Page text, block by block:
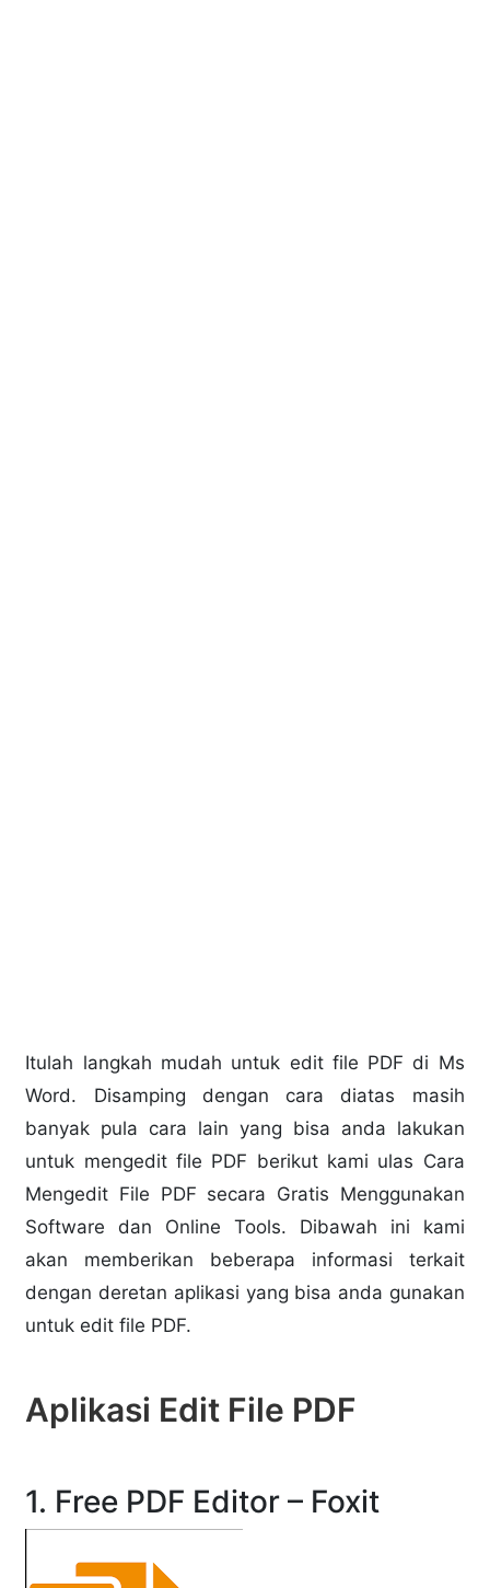
Itulah langkah mudah untuk edit file PDF di Ms
Word. Disamping dengan cara diatas masih
banyak pula cara lain yang bisa anda lakukan
untuk mengedit file PDF berikut kami ulas Cara
Mengedit File PDF secara Gratis Menggunakan
Software dan Online Tools. Dibawah ini kami
akan memberikan beberapa informasi terkait
dengan deretan aplikasi yang bisa anda gunakan
untuk edit file PDF.
Aplikasi Edit File PDF
1. Free PDF Editor – Foxit